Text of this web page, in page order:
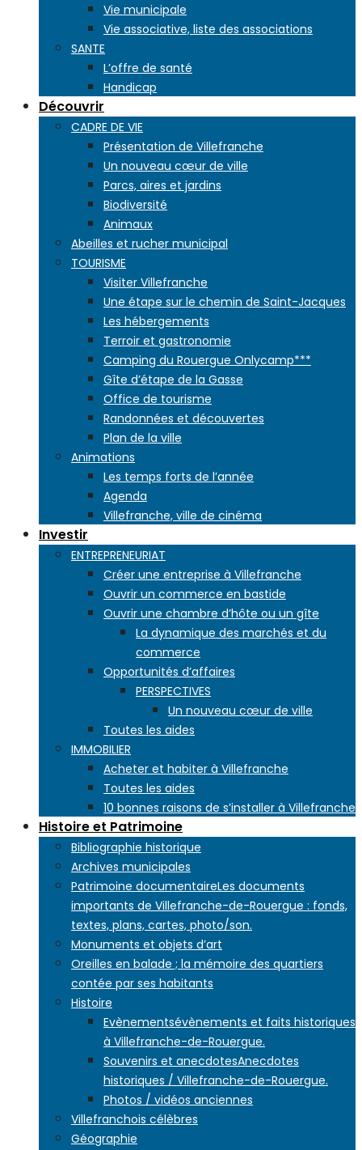
Vie municipale
Vie associative, liste des associations
SANTE
L’offre de santé
Handicap
Découvrir
CADRE DE VIE
Présentation de Villefranche
Un nouveau cœur de ville
Parcs, aires et jardins
Biodiversité
Animaux
Abeilles et rucher municipal
TOURISME
Visiter Villefranche
Une étape sur le chemin de Saint-Jacques
Les hébergements
Terroir et gastronomie
Camping du Rouergue Onlycamp***
Gîte d’étape de la Gasse
Office de tourisme
Randonnées et découvertes
Plan de la ville
Animations
Les temps forts de l’année
Agenda
Villefranche, ville de cinéma
Investir
ENTREPRENEURIAT
Créer une entreprise à Villefranche
Ouvrir un commerce en bastide
Ouvrir une chambre d’hôte ou un gîte
La dynamique des marchés et du
commerce
Opportunités d’affaires
PERSPECTIVES
Un nouveau cœur de ville
Toutes les aides
IMMOBILIER
Acheter et habiter à Villefranche
Toutes les aides
10 bonnes raisons de s’installer à Villefranche
Histoire et Patrimoine
Bibliographie historique
Archives municipales
Patrimoine documentaireLes documents
importants de Villefranche-de-Rouergue : fonds,
textes, plans, cartes, photo/son.
Monuments et objets d’art
Oreilles en balade ; la mémoire des quartiers
contée par ses habitants
Histoire
Evènementsévènements et faits historiques
à Villefranche-de-Rouergue.
Souvenirs et anecdotesAnecdotes
historiques / Villefranche-de-Rouergue.
Photos / vidéos anciennes
Villefranchois célèbres
Géographie